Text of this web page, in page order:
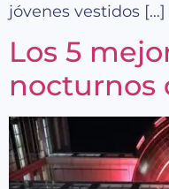
jóvenes vestidos […]
Los 5
nocturnos